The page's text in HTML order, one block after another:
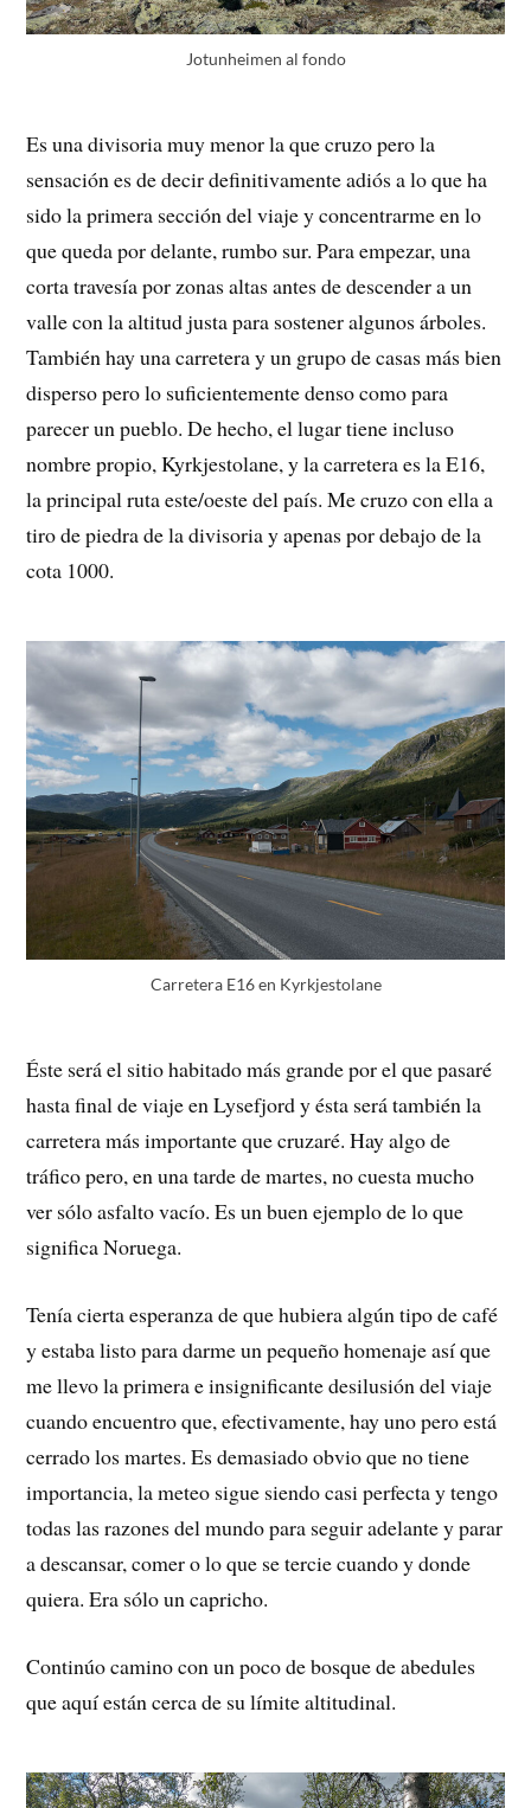
Jotunheimen al fondo
Es una divisoria muy menor la que cruzo pero la
sensación es de decir definitivamente adiós a lo que ha
sido la primera sección del viaje y concentrarme en lo
que queda por delante, rumbo sur. Para empezar, una
corta travesía por zonas altas antes de descender a un
valle con la altitud justa para sostener algunos árboles.
También hay una carretera y un grupo de casas más bien
disperso pero lo suficientemente denso como para
parecer un pueblo. De hecho, el lugar tiene incluso
nombre propio, Kyrkjestolane, y la carretera es la E16,
la principal ruta este/oeste del país. Me cruzo con ella a
tiro de piedra de la divisoria y apenas por debajo de la
cota 1000.
Carretera E16 en Kyrkjestolane
Éste será el sitio habitado más grande por el que pasaré
hasta final de viaje en Lysefjord y ésta será también la
carretera más importante que cruzaré. Hay algo de
tráfico pero, en una tarde de martes, no cuesta mucho
ver sólo asfalto vacío. Es un buen ejemplo de lo que
significa Noruega.
Tenía cierta esperanza de que hubiera algún tipo de café
y estaba listo para darme un pequeño homenaje así que
me llevo la primera e insignificante desilusión del viaje
cuando encuentro que, efectivamente, hay uno pero está
cerrado los martes. Es demasiado obvio que no tiene
importancia, la meteo sigue siendo casi perfecta y tengo
todas las razones del mundo para seguir adelante y parar
a descansar, comer o lo que se tercie cuando y donde
quiera. Era sólo un capricho.
Continúo camino con un poco de bosque de abedules
que aquí están cerca de su límite altitudinal.